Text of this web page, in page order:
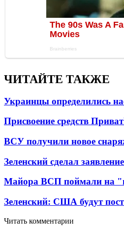
ЧИТАЙТЕ ТАКЖЕ
Украинцы определились
Присвоение средств
ВСУ получили новое
Зеленский сделал
Майора ВСП поймали на
Зеленский: США будут
Читать комментарии